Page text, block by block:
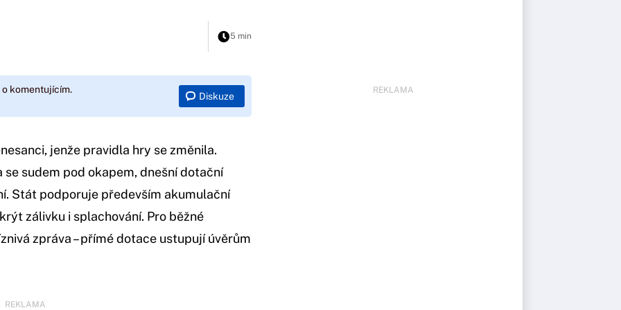
5 min
komentujícím.
Diskuze
jenže pravidla hry se změnila.
sudem pod okapem, dnešní dotační
Stát podporuje především akumulační
zálivku i splachování. Pro běžné
zpráva – přímé dotace ustupují úvěrům
REKLAMA
REKLAMA